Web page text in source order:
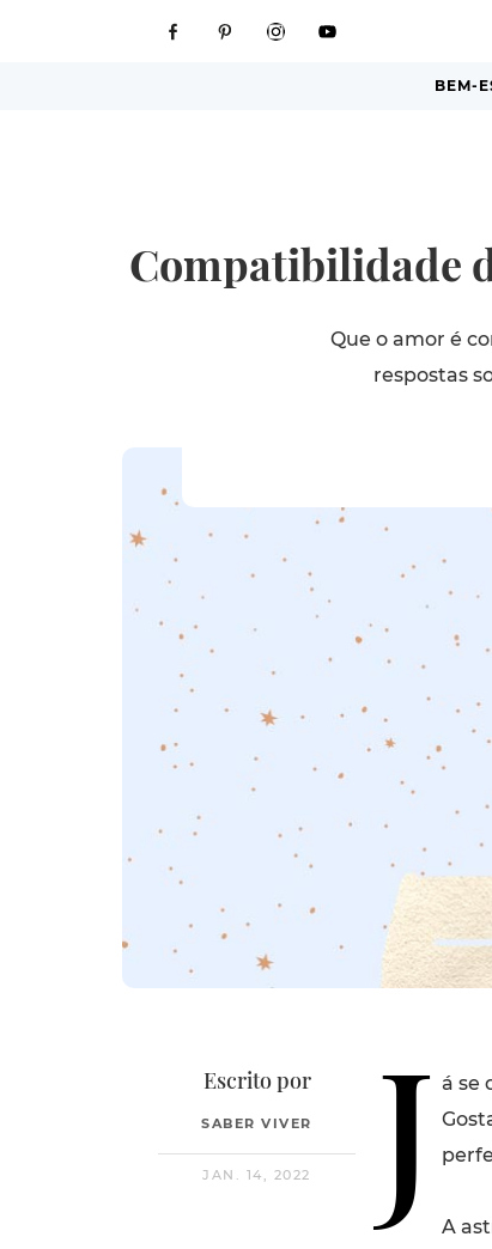
BEM-
Compatibilidade
Que o amor é
respostas
Escrito por
SABER VIVER
JAN. 14, 2022 J á se
A